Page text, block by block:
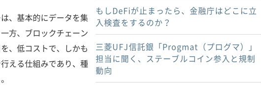
もしDeFiが止まったら、金融庁はどこに立
入検査をするのか？
三菱UFJ信託銀「Progmat（プログマ）」
担当に聞く、ステーブルコイン参入と規制
動向
、基本的にデータを集
方、ブロックチェーン
、低コストで、しかも
える仕組みであり、種